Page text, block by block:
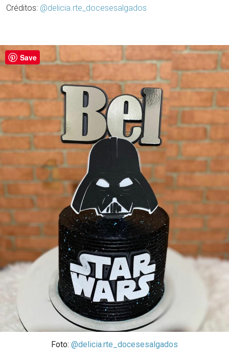
Créditos: @delicia.rte_docesesalgados
Foto: @delicia.rte_docesesalgados
Save